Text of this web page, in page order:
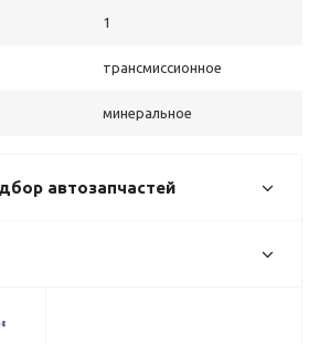
1
трансмиссионное
минеральное
автозапчастей